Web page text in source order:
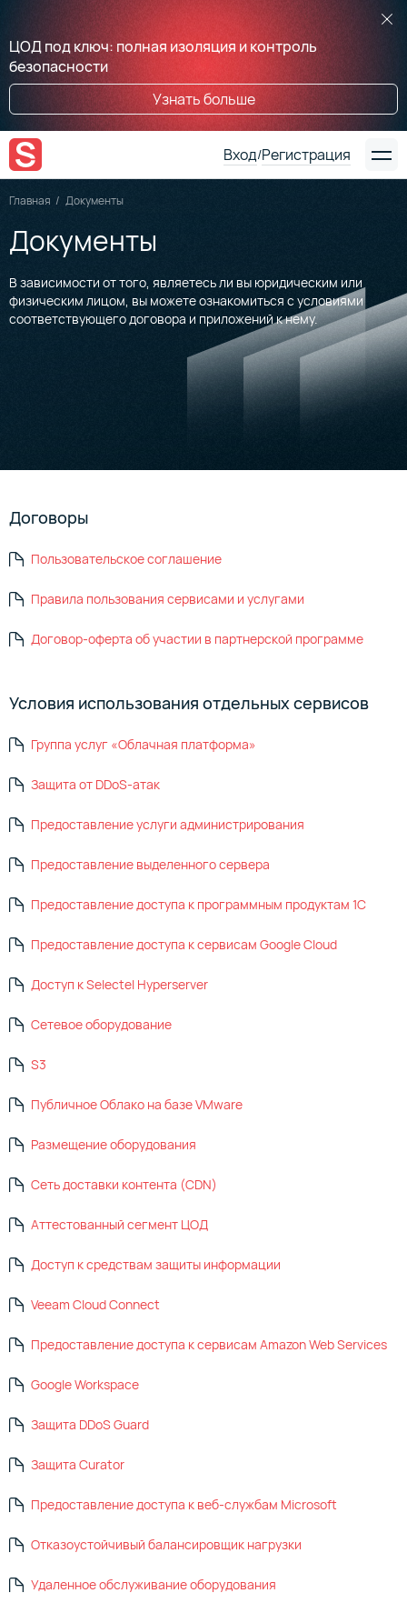
ЦОД под ключ: полная изоляция и контроль
безопасности
Узнать больше
Вход/Регистрация
Главная Документы
Документы
В зависимости от того, являетесь ли вы юридическим или
физическим лицом, вы можете ознакомиться с условиями
соответствующего договора и приложений к нему.
Договоры
Пользовательское соглашение
Правила пользования сервисами и услугами
Договор-оферта об участии в партнерской программе
Условия использования отдельных сервисов
Группа услуг «Облачная платформа»
Защита от DDoS-атак
Предоставление услуги администрирования
Предоставление выделенного сервера
Предоставление доступа к программным продуктам 1C
Предоставление доступа к сервисам Google Cloud
Доступ к Selectel Hyperserver
Сетевое оборудование
S3
Публичное Облако на базе VMware
Размещение оборудования
Сеть доставки контента (CDN)
Аттестованный сегмент ЦОД
Доступ к средствам защиты информации
Veeam Cloud Connect
Предоставление доступа к сервисам Amazon Web Services
Google Workspace
Защита DDoS Guard
Защита Curator
Предоставление доступа к веб-службам Microsoft
Отказоустойчивый балансировщик нагрузки
Удаленное обслуживание оборудования